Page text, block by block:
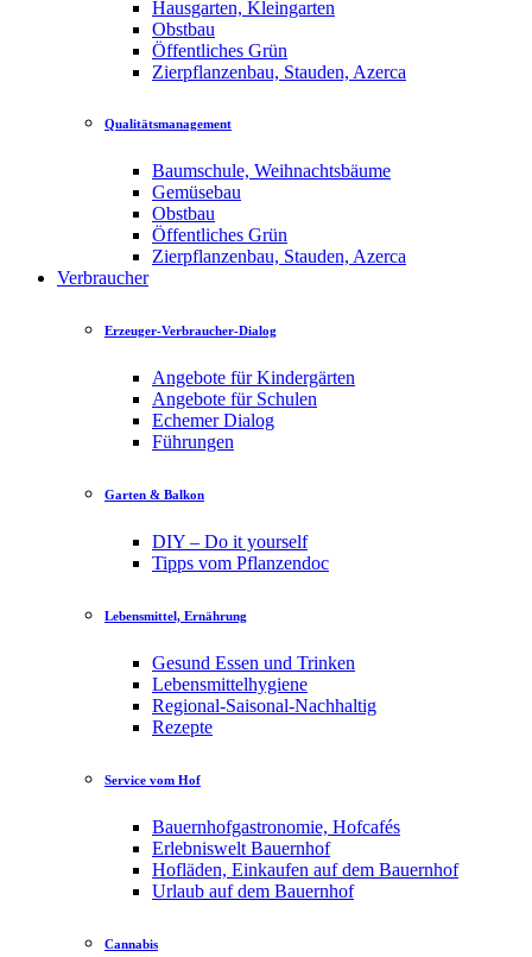
Hausgarten, Kleingarten
Obstbau
Öffentliches Grün
Zierpflanzenbau, Stauden, Azerca
Qualitätsmanagement
Baumschule, Weihnachtsbäume
Gemüsebau
Obstbau
Öffentliches Grün
Zierpflanzenbau, Stauden, Azerca
Verbraucher
Erzeuger-Verbraucher-Dialog
Angebote für Kindergärten
Angebote für Schulen
Echemer Dialog
Führungen
Garten & Balkon
DIY – Do it yourself
Tipps vom Pflanzendoc
Lebensmittel, Ernährung
Gesund Essen und Trinken
Lebensmittelhygiene
Regional-Saisonal-Nachhaltig
Rezepte
Service vom Hof
Bauernhofgastronomie, Hofcafés
Erlebniswelt Bauernhof
Hofläden, Einkaufen auf dem Bauernhof
Urlaub auf dem Bauernhof
Cannabis